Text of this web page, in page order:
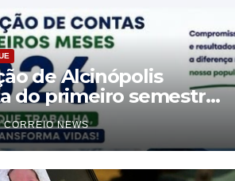
de Alcinópolis
do primeiro semestre
NEWS